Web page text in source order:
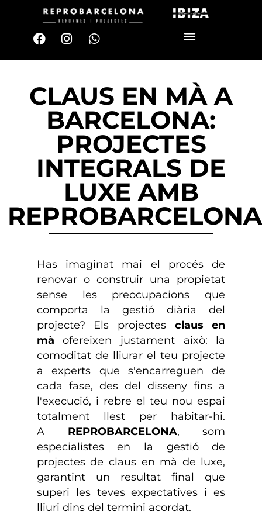
CLAUS EN MÀ A
BARCELONA:
PROJECTES
INTEGRALS DE
LUXE AMB
REPROBARCELONA
Has imaginat mai el procés de
renovar o construir una propietat
sense les preocupacions que
comporta la gestió diària del
projecte? Els projectes claus en
mà ofereixen justament això: la
comoditat de lliurar el teu projecte
a experts que s'encarreguen de
cada fase, des del disseny fins a
l'execució, i rebre el teu nou espai
totalment llest per habitar-hi.
A REPROBARCELONA, som
especialistes en la gestió de
projectes de claus en mà de luxe,
garantint un resultat final que
superi les teves expectatives i es
lliuri dins del termini acordat.